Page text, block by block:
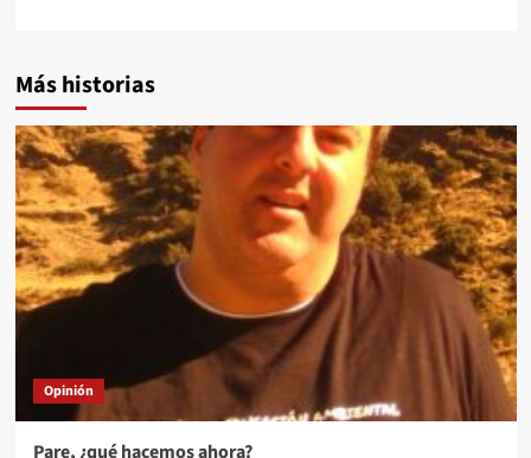
Más historias
Opinión
Pare, ¿qué hacemos ahora?